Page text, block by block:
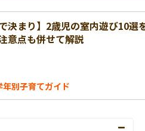
で決まり】2歳児の室内遊び10選
意点も併せて解説
年別子育てガイド